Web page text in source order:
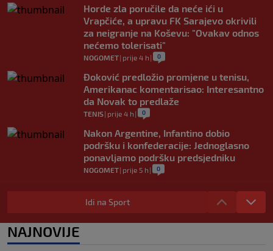
Horde zla poručile da neće ići u
Vrapčiće, a upravu FK Sarajevo okrivili
za neigranje na Koševu: "Ovakav odnos
nećemo tolerisati"
NOGOMET| prije 4 h | 0
Đoković predložio promjene u tenisu,
Amerikanac komentarisao: Interesantno
da Novak to predlaže
TENIS| prije 4 h | 0
Nakon Argentine, Infantino dobio
podršku i konfederacije: Jednoglasno
ponavljamo podršku predsjedniku
NOGOMET| prije 5 h | 0
Tužne vijesti: Preminuo nekadašnji
prvak Jugoslavije
Idi na Sport
NAJNOVIJE